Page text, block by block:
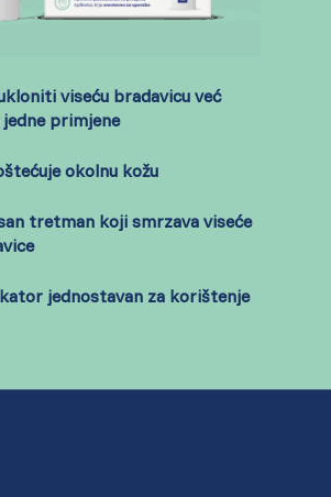
viseću bradavicu već
primjene
okolnu kožu
tretman koji smrzava viseće
jednostavan za korištenje